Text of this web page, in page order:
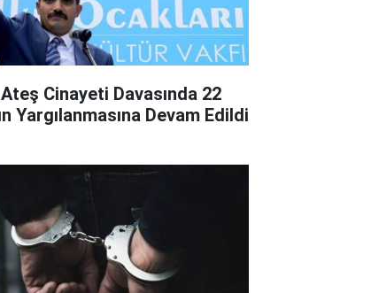
Cinayeti Davasında 22
Yargılanmasına Devam Edildi